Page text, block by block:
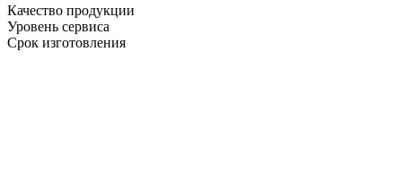
Качество продукции
Уровень сервиса
Срок изготовления